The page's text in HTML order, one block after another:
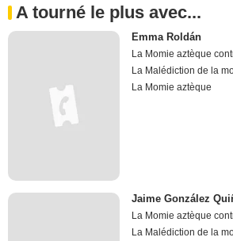
A tourné le plus avec...
Emma Roldán
La Momie aztèque
La Malédiction de la
La Momie aztèque
Jaime González
La Momie aztèque
La Malédiction de la